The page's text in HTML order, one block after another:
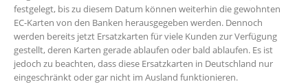
festgelegt, bis zu diesem Datum können weiterhin die gewohnten
EC-Karten von den Banken herausgegeben werden. Dennoch
werden bereits jetzt Ersatzkarten für viele Kunden zur Verfügung
gestellt, deren Karten gerade ablaufen oder bald ablaufen. Es ist
jedoch zu beachten, dass diese Ersatzkarten in Deutschland nur
eingeschränkt oder gar nicht im Ausland funktionieren.